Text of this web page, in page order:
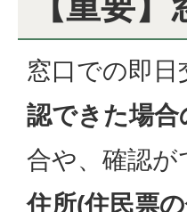
窓口での即日
認できた場合
合や、確認が
住所(住民票